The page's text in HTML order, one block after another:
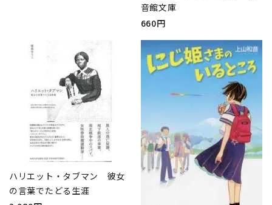
音館文庫
660円
ハリエット・タブマン 彼女
の言葉でたどる生涯